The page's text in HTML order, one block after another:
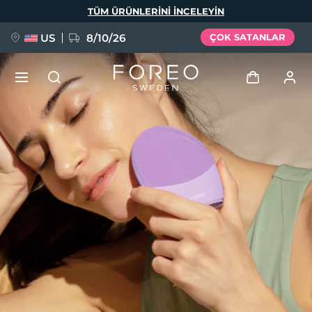
TÜM ÜRÜNLERINI INCELEYIN
US 8/10/26 ÇOK SATANLAR
Kullanici profi̇li̇
Cihazlarım
Siparişlerim
Adresim
Aboneliklerim
YENİ
FAQ™ Pure Beauty-Tech Elixir
BREAKING NEWS
issa™ Teeth Whitening Set
Dil Seçimi
English Deutsch
Español
Français
Italiano
Português
Svenska
Русский
Türkçe
简体中文 繁體中文